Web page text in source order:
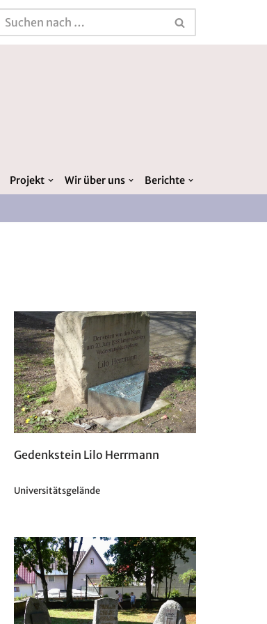
Projekt Wir über uns Berichte
Gedenkstein Lilo Herrmann
Universitätsgelände